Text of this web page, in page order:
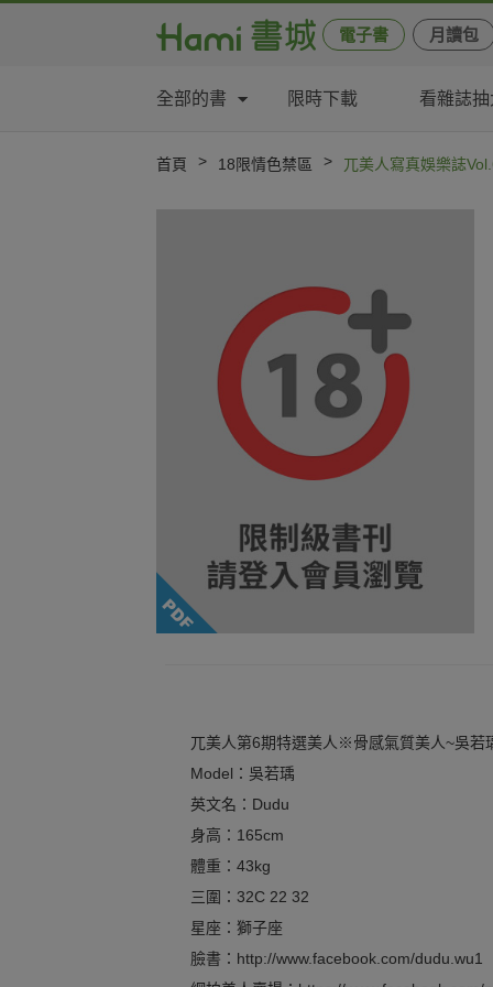
電子書 月讀包
全部的書 限時下載 看雜誌
首頁 > 18限情色禁區 > 兀美人寫真娛樂誌
兀美人第6期特選美人※骨感氣質美人~吳若
Model：吳若瑀
英文名：Dudu
身高：165cm
體重：43kg
三圍：32C 22 32
星座：獅子座
臉書：http://www.facebook.com/dudu.wu1